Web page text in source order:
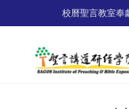
校曆聖言教室奉